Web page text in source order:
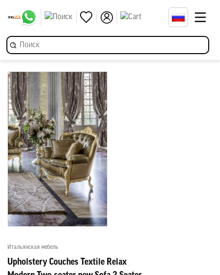
Итальянская мебель
Upholstery Couches Textile Relax